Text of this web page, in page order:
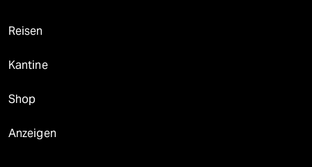
Reisen
Kantine
Shop
Anzeigen